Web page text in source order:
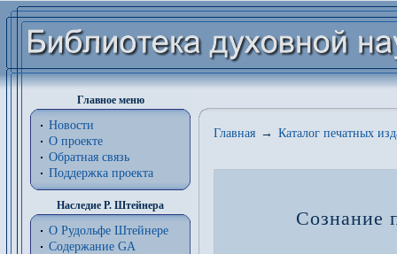
Главное меню
Новости
О проекте
Обратная связь
Поддержка проекта
Наследие Р. Штейнера
О Рудольфе Штейнере
Содержание GA
Главная → Каталог печатных
Сознание